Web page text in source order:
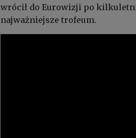
wrócił do Eurowizji po
najważniejsze trofeum.